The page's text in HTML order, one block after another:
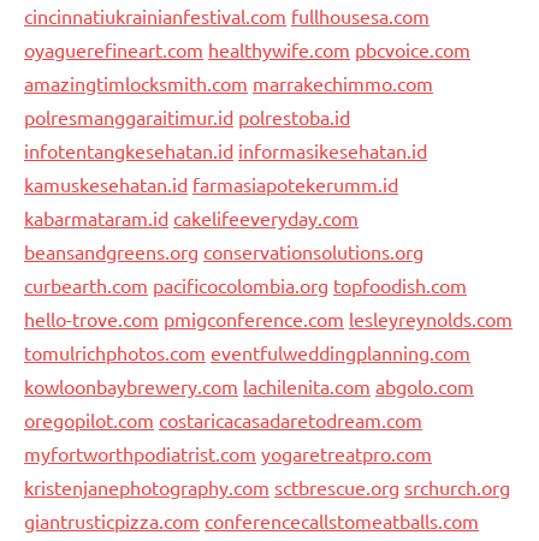
cincinnatiukrainianfestival.com fullhousesa.com
oyaguerefineart.com healthywife.com pbcvoice.com
amazingtimlocksmith.com marrakechimmo.com
polresmanggaraitimur.id polrestoba.id
infotentangkesehatan.id informasikesehatan.id
kamuskesehatan.id farmasiapotekerumm.id
kabarmataram.id cakelifeeveryday.com
beansandgreens.org conservationsolutions.org
curbearth.com pacificocolombia.org topfoodish.com
hello-trove.com pmigconference.com lesleyreynolds.com
tomulrichphotos.com eventfulweddingplanning.com
kowloonbaybrewery.com lachilenita.com abgolo.com
oregopilot.com costaricacasadaretodream.com
myfortworthpodiatrist.com yogaretreatpro.com
kristenjanephotography.com sctbrescue.org srchurch.org
giantrusticpizza.com conferencecallstomeatballs.com